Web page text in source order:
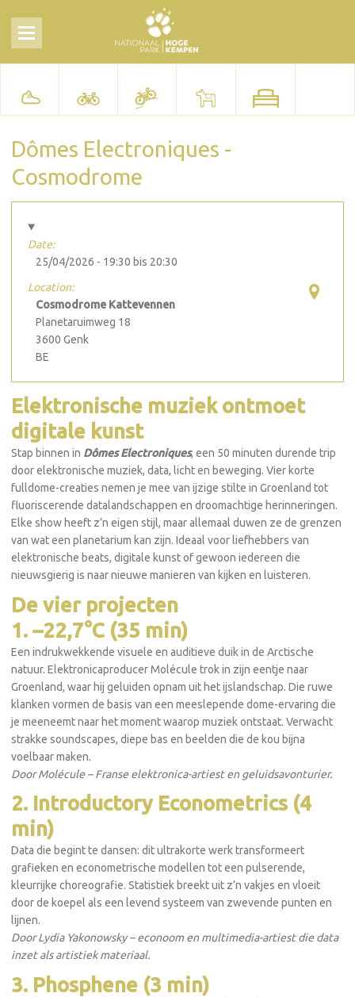
Dômes Electroniques -
Cosmodrome
Date:
25/04/2026 - 19:30 bis 20:30
Location:
Cosmodrome Kattevennen
Planetaruimweg 18
3600 Genk
BE
Elektronische muziek ontmoet
digitale kunst
Stap binnen in Dômes Electroniques, een 50 minuten durende trip
door elektronische muziek, data, licht en beweging. Vier korte
fulldome-creaties nemen je mee van ijzige stilte in Groenland tot
fluoriscerende datalandschappen en droomachtige herinneringen.
Elke show heeft z’n eigen stijl, maar allemaal duwen ze de grenzen
van wat een planetarium kan zijn. Ideaal voor liefhebbers van
elektronische beats, digitale kunst of gewoon iedereen die
nieuwsgierig is naar nieuwe manieren van kijken en luisteren.
De vier projecten
1. –22,7°C (35 min)
Een indrukwekkende visuele en auditieve duik in de Arctische
natuur. Elektronicaproducer Molécule trok in zijn eentje naar
Groenland, waar hij geluiden opnam uit het ijslandschap. Die ruwe
klanken vormen de basis van een meeslepende dome-ervaring die
je meeneemt naar het moment waarop muziek ontstaat. Verwacht
strakke soundscapes, diepe bas en beelden die de kou bijna
voelbaar maken.
Door Molécule – Franse elektronica-artiest en geluidsavonturier.
2. Introductory Econometrics (4
min)
Data die begint te dansen: dit ultrakorte werk transformeert
grafieken en econometrische modellen tot een pulserende,
kleurrijke choreografie. Statistiek breekt uit z’n vakjes en vloeit
door de koepel als een levend systeem van zwevende punten en
lijnen.
Door Lydia Yakonowsky – econoom en multimedia-artiest die data
inzet als artistiek materiaal.
3. Phosphene (3 min)